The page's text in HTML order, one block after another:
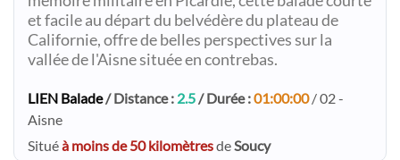
et facile au départ du belvédère du plateau de
Californie, offre de belles perspectives sur la
vallée de l'Aisne située en contrebas.
LIEN Balade/ Distance : 2.5/ Durée :01:00:00/ 02 -
Aisne
Situéà moins de 50 kilomètresdeSoucy